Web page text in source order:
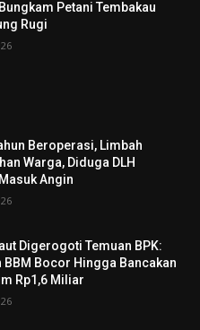
Petani Tembakau
Rugi
Beroperasi, Limbah
Warga, Diduga DLH
Angin
Digerogoti Temuan BPK:
BBM Bocor Hingga Bancakan
Rp1,6 Miliar